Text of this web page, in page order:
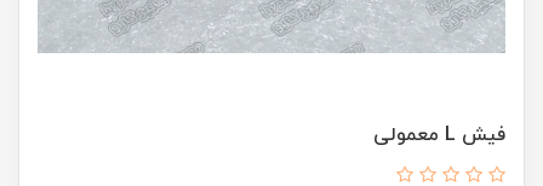
فیش L معمولی